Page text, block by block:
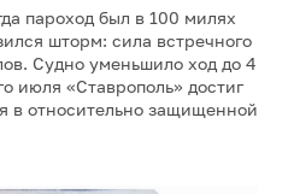
пароход был в 100 милях
шторм: сила встречного
Судно уменьшило ход до 4
июля «Ставрополь» достиг
в относительно защищенной